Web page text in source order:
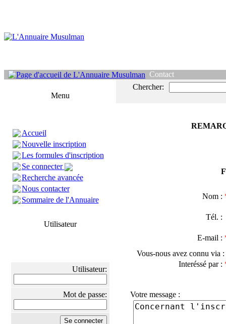
Contact
Menu
Accueil
Nouvelle inscription
Les formules d'inscription
Se connecter
Recherche avancée
Nous contacter
Sommaire de l'Annuaire
Utilisateur
Utilisateur:
Mot de passe:
Chercher:
Nom :
Tél.
E-mail :
Vous-nous avez connu via
Interéssé par :
Votre message :